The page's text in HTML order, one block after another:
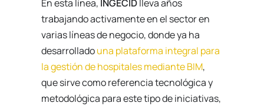
En esta línea, INGECIDlleva años
trabajando activamente en el sector en
varias líneas de negocio, donde ya ha
desarrolladouna plataforma integral para
la gestión de hospitales mediante BIM,
que sirve como referencia tecnológica y
metodológica para este tipo de iniciativas,